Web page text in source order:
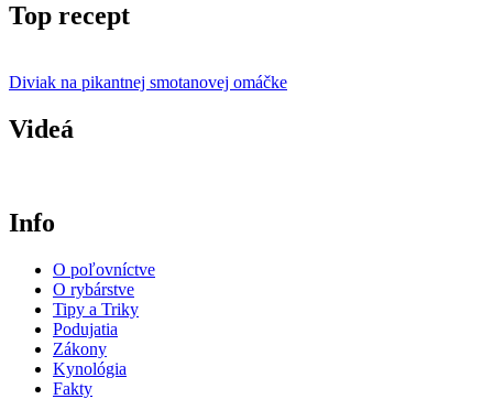
Top recept
Diviak na pikantnej smotanovej omáčke
Videá
Info
O poľovníctve
O rybárstve
Tipy a Triky
Podujatia
Zákony
Kynológia
Fakty